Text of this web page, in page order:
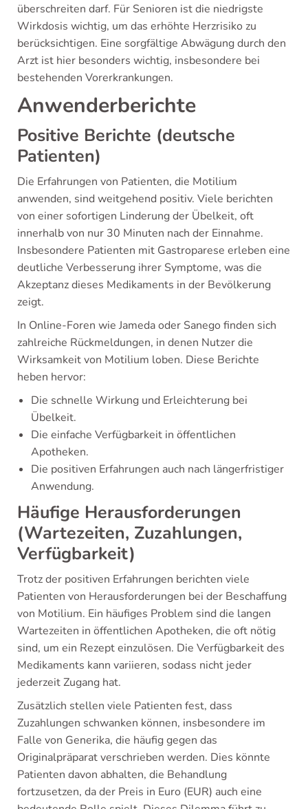
überschreiten darf. Für Senioren ist die niedrigste
Wirkdosis wichtig, um das erhöhte Herzrisiko zu
berücksichtigen. Eine sorgfältige Abwägung durch den
Arzt ist hier besonders wichtig, insbesondere bei
bestehenden Vorerkrankungen.
Anwenderberichte
Positive Berichte (deutsche
Patienten)
Die Erfahrungen von Patienten, die Motilium
anwenden, sind weitgehend positiv. Viele berichten
von einer sofortigen Linderung der Übelkeit, oft
innerhalb von nur 30 Minuten nach der Einnahme.
Insbesondere Patienten mit Gastroparese erleben eine
deutliche Verbesserung ihrer Symptome, was die
Akzeptanz dieses Medikaments in der Bevölkerung
zeigt.
In Online-Foren wie Jameda oder Sanego finden sich
zahlreiche Rückmeldungen, in denen Nutzer die
Wirksamkeit von Motilium loben. Diese Berichte
heben hervor:
Die schnelle Wirkung und Erleichterung bei
Übelkeit.
Die einfache Verfügbarkeit in öffentlichen
Apotheken.
Die positiven Erfahrungen auch nach längerfristiger
Anwendung.
Häufige Herausforderungen
(Wartezeiten, Zuzahlungen,
Verfügbarkeit)
Trotz der positiven Erfahrungen berichten viele
Patienten von Herausforderungen bei der Beschaffung
von Motilium. Ein häufiges Problem sind die langen
Wartezeiten in öffentlichen Apotheken, die oft nötig
sind, um ein Rezept einzulösen. Die Verfügbarkeit des
Medikaments kann variieren, sodass nicht jeder
jederzeit Zugang hat.
Zusätzlich stellen viele Patienten fest, dass
Zuzahlungen schwanken können, insbesondere im
Falle von Generika, die häufig gegen das
Originalpräparat verschrieben werden. Dies könnte
Patienten davon abhalten, die Behandlung
fortzusetzen, da der Preis in Euro (EUR) auch eine